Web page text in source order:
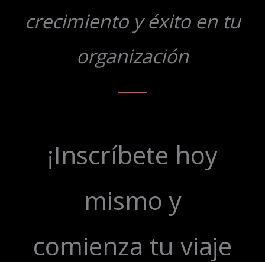
crecimiento y éxito en tu
organización​
¡Inscríbete hoy
mismo y
comienza tu viaje